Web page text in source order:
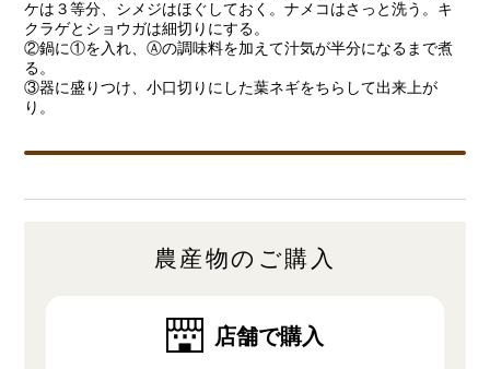
ケは３等分、シメジはほぐしておく。ナメコはさっと洗う。キ
クラゲとショウガは細切りにする。
②鍋に①を入れ、Ⓐの調味料を加えて汁気が半分になるまで煮
る。
③器に盛りつけ、小口切りにした葉ネギをちらして出来上が
り。
農産物のご購入
店舗で購入